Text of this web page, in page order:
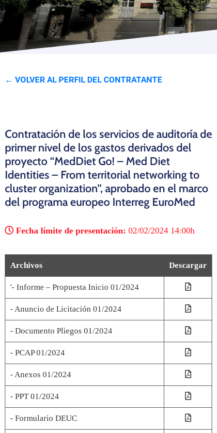
Programas
← VOLVER AL PERFIL DEL CONTRATANTE
Contratación de los servicios de auditoría de
primer nivel de los gastos derivados del
proyecto “MedDiet Go! – Med Diet
Identities – From territorial networking to
cluster organization”, aprobado en el marco
del programa europeo Interreg EuroMed
Fecha límite de presentación: 02/02/2024 14:00h
Archivos Descargar
'- Informe – Propuesta Inicio 01/2024
- Anuncio de Licitación 01/2024
- Documento Pliegos 01/2024
- PCAP 01/2024
- Anexos 01/2024
- PPT 01/2024
- Formulario DEUC